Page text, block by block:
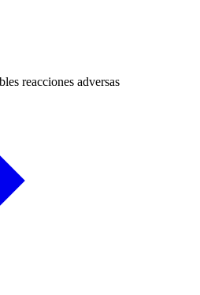
reacciones adversas